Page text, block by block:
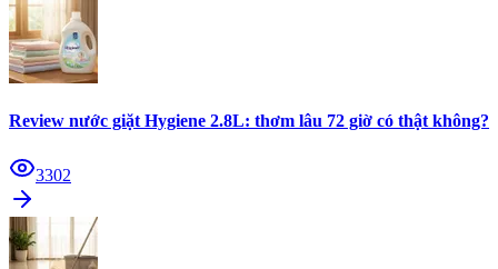
Review nước giặt Hygiene 2.8L: thơm lâu 72 giờ có thật không?
3302